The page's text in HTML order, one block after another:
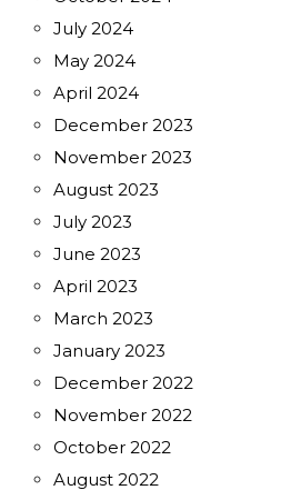
July 2024
May 2024
April 2024
December 2023
November 2023
August 2023
July 2023
June 2023
April 2023
March 2023
January 2023
December 2022
November 2022
October 2022
August 2022